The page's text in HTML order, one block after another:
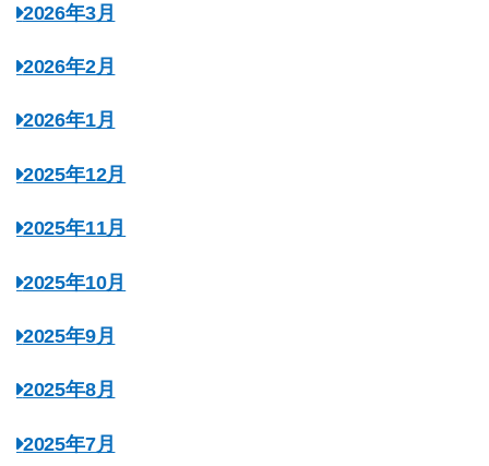
2026年3月
2026年2月
2026年1月
2025年12月
2025年11月
2025年10月
2025年9月
2025年8月
2025年7月